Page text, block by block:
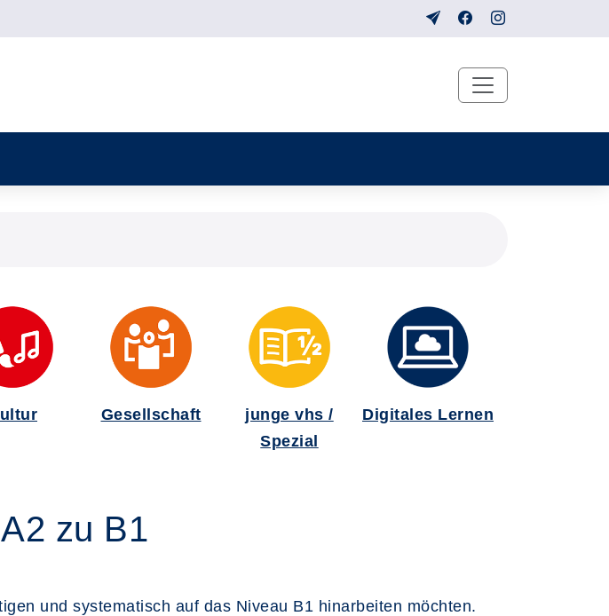
Gesellschaft
junge vhs /
Spezial
Digitales Lernen
zu B1
und systematisch auf das Niveau B1 hinarbeiten möchten.